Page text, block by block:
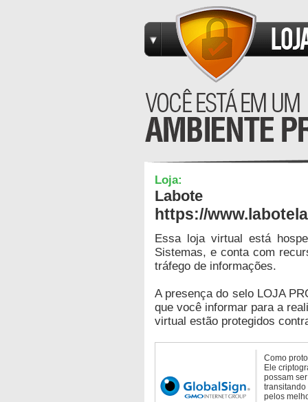
Loja:
Labote
https://
Essa loja virtual está
Sistemas, e conta com
tráfego de informações.
A presença do selo LOJA
que você informar para a
virtual estão protegidos
Como
Ele
possam
transitando
pelos